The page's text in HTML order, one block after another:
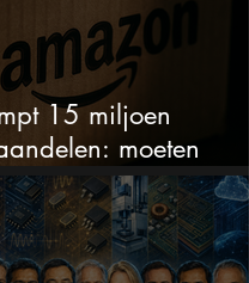
15 miljoen
moeten
zich zorgen maken?